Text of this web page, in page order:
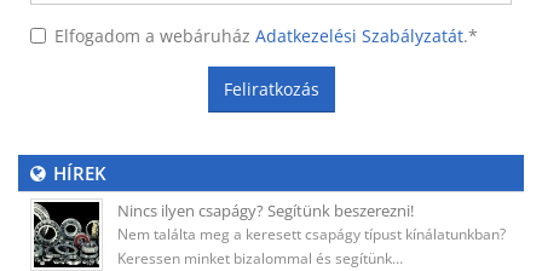
Elfogadom a webáruház Adatkezelési Szabályzatát.*
Feliratkozás
HÍREK
Nincs ilyen csapágy? Segítünk beszerezni!
Nem találta meg a keresett csapágy típust kínálatunkban?
Keressen minket bizalommal és segítünk…